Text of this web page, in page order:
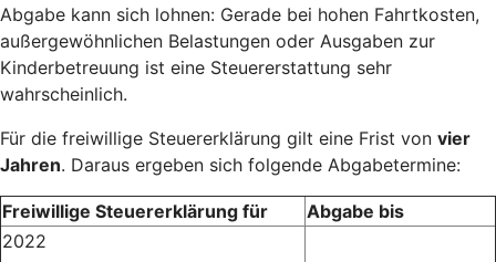
Abgabe kann sich lohnen: Gerade bei hohen Fahrtkosten,
außergewöhnlichen Belastungen oder Ausgaben zur
Kinderbetreuung ist eine Steuererstattung sehr
wahrscheinlich.
Für die freiwillige Steuererklärung gilt eine Frist von vier
Jahren. Daraus ergeben sich folgende Abgabetermine:
Freiwillige Steuererklärung für
Abgabe bis
2022